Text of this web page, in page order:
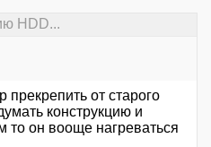
HDD...
прекрепить от старого
конструкцию и
то он вооще нагреваться